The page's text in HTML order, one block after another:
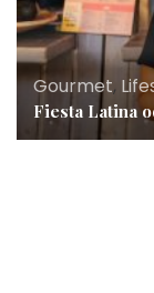
Gourmet,
Fiesta Latina